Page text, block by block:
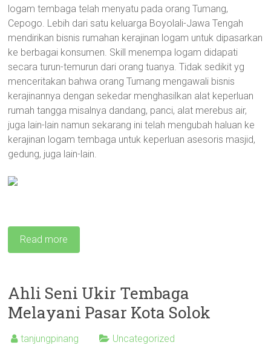
logam tembaga telah menyatu pada orang Tumang,
Cepogo. Lebih dari satu keluarga Boyolali-Jawa Tengah
mendirikan bisnis rumahan kerajinan logam untuk dipasarkan
ke berbagai konsumen. Skill menempa logam didapati
secara turun-temurun dari orang tuanya. Tidak sedikit yg
menceritakan bahwa orang Tumang mengawali bisnis
kerajinannya dengan sekedar menghasilkan alat keperluan
rumah tangga misalnya dandang, panci, alat merebus air,
juga lain-lain namun sekarang ini telah mengubah haluan ke
kerajinan logam tembaga untuk keperluan asesoris masjid,
gedung, juga lain-lain.
Read more
Ahli Seni Ukir Tembaga
Melayani Pasar Kota Solok
tanjungpinang Uncategorized